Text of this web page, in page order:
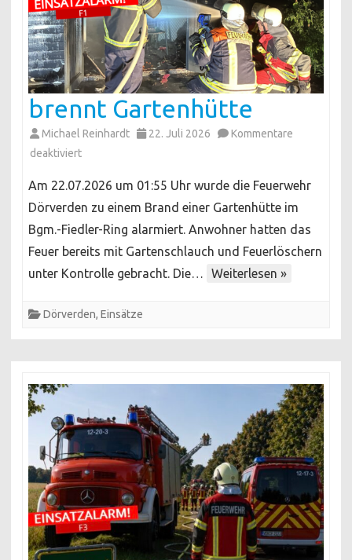
brennt Gartenhütte
Michael Reinhardt 22. Juli 2026
Kommentare
deaktiviertfür
Gartenhütte
Am 22.07.2026 um 01:55 Uhr wurde die Feuerwehr
Dörverden zu einem Brand einer Gartenhütte im
Bgm.-Fiedler-Ring alarmiert. Anwohner hatten das
Feuer bereits mit Gartenschlauch und Feuerlöschern
unter Kontrolle gebracht. Die…
Weiterlesen »
Dörverden, Einsätze